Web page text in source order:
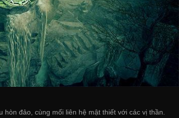
đảo, cùng mối liên hệ mật thiết với các vị thần.